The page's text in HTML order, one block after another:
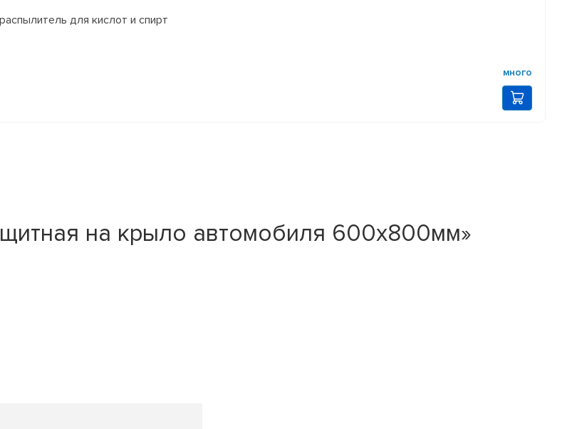
для кислот и спирт
много
на крыло автомобиля 600х800мм»